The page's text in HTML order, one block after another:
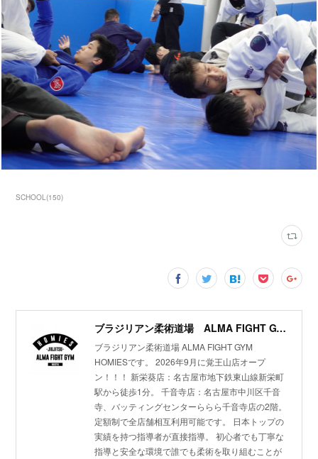
SCHOOL(150)
ブラジリアン柔術道場 ALMA FIGHT GYM HOMIES(ホーミーズ)
ブラジリアン柔術道場 ALMA FIGHT GYM
HOMIESです。 2026年9月に覚王山店オープ
ン！！！ 新栄葵店：名古屋市地下鉄東山線新栄町
駅から徒歩1分。 千音寺店：名古屋市中川区千音
寺、バッティングセンターららら千音寺店の2階。
定額制で全店舗相互利用可能です。 日本トップの
実績を持つ指導者が直接指導。 初心者でも丁寧な
指導と安全な環境で誰でも柔術を取り組むことが